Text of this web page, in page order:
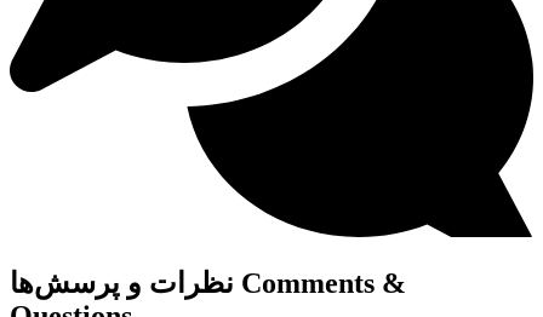
نظرات و پرسش‌ها Comments &